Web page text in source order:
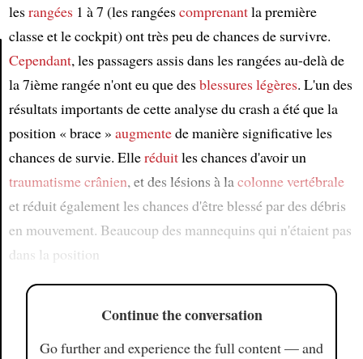
Article
lesrangées1 à 7 (les rangéescomprenantla première
classe et le cockpit) ont très peu de chances de survivre.
Cependant, les passagers assis dans les rangées au-delà de
la 7ième rangée n'ont eu que desblessures légères. L'un des
résultats importants de cette analyse du crash a été que la
position « brace » augmentede manière significative les
chances de survie. Elleréduitles chances d'avoir un
traumatisme crânien, et des lésions à lacolonne vertébrale
et réduit également les chances d'être blessé par des débris
en mouvement. Beaucoup des mannequins qui n'étaient pas
dans la position
Continue the conversation
Go further and experience the full content — and